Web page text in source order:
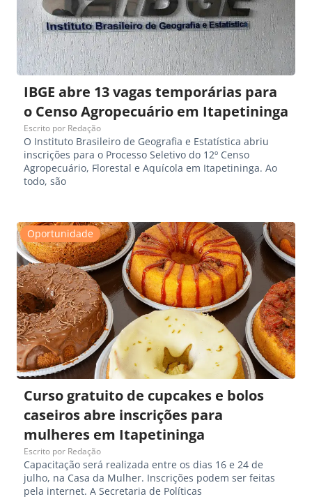
IBGE abre 13 vagas temporárias para
o Censo Agropecuário em Itapetininga
Escrito por Redação
O Instituto Brasileiro de Geografia e Estatística abriu
inscrições para o Processo Seletivo do 12º Censo
Agropecuário, Florestal e Aquícola em Itapetininga. Ao
todo, são
Oportunidade
Curso gratuito de cupcakes e bolos
caseiros abre inscrições para
mulheres em Itapetininga
Escrito por Redação
Capacitação será realizada entre os dias 16 e 24 de
julho, na Casa da Mulher. Inscrições podem ser feitas
pela internet. A Secretaria de Políticas